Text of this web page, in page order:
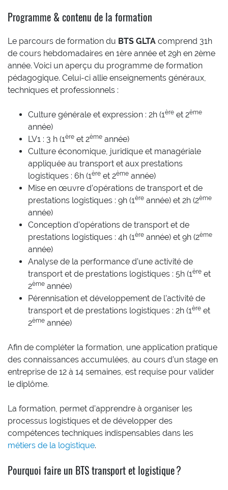
Programme & contenu de la formation
Le parcours de formation du BTS GLTA comprend 31h
de cours hebdomadaires en 1ère année et 29h en 2ème
année. Voici un aperçu du programme de formation
pédagogique. Celui-ci allie enseignements généraux,
techniques et professionnels :
Culture générale et expression : 2h (1ère et 2ème
année)
LV1 : 3 h (1ère et 2ème année)
Culture économique, juridique et managériale
appliquée au transport et aux prestations
logistiques : 6h (1ère et 2ème année)
Mise en œuvre d’opérations de transport et de
prestations logistiques : 9h (1ère année) et 2h (2ème
année)
Conception d’opérations de transport et de
prestations logistiques : 4h (1ère année) et 9h (2ème
année)
Analyse de la performance d’une activité de
transport et de prestations logistiques : 5h (1ère et
2ème année)
Pérennisation et développement de l’activité de
transport et de prestations logistiques : 2h (1ère et
2ème année)
Afin de compléter la formation, une application pratique
des connaissances accumulées, au cours d’un stage en
entreprise de 12 à 14 semaines, est requise pour valider
le diplôme.
La formation, permet d’apprendre à organiser les
processus logistiques et de développer des
compétences techniques indispensables dans les
métiers de la logistique.
Pourquoi faire un BTS transport et logistique ?